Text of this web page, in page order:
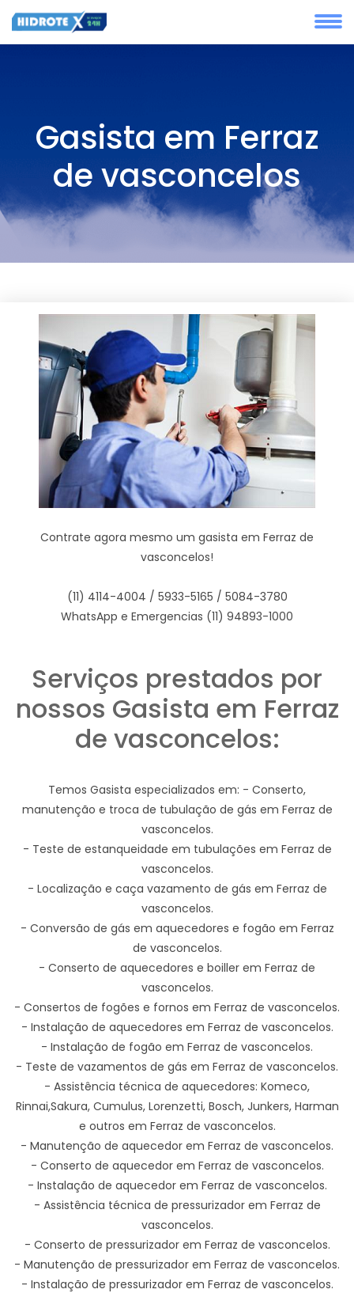
Gasista em Ferraz
de vasconcelos
Contrate agora mesmo um gasista em Ferraz de
vasconcelos!
(11) 4114-4004 / 5933-5165 / 5084-3780
WhatsApp e Emergencias (11) 94893-1000
Serviços prestados por
nossos Gasista em Ferraz
de vasconcelos:
Temos Gasista especializados em: - Conserto,
manutenção e troca de tubulação de gás em Ferraz de
vasconcelos.
- Teste de estanqueidade em tubulações em Ferraz de
vasconcelos.
- Localização e caça vazamento de gás em Ferraz de
vasconcelos.
- Conversão de gás em aquecedores e fogão em Ferraz
de vasconcelos.
- Conserto de aquecedores e boiller em Ferraz de
vasconcelos.
- Consertos de fogões e fornos em Ferraz de vasconcelos.
- Instalação de aquecedores em Ferraz de vasconcelos.
- Instalação de fogão em Ferraz de vasconcelos.
- Teste de vazamentos de gás em Ferraz de vasconcelos.
- Assistência técnica de aquecedores: Komeco,
Rinnai,Sakura, Cumulus, Lorenzetti, Bosch, Junkers, Harman
e outros em Ferraz de vasconcelos.
- Manutenção de aquecedor em Ferraz de vasconcelos.
- Conserto de aquecedor em Ferraz de vasconcelos.
- Instalação de aquecedor em Ferraz de vasconcelos.
- Assistência técnica de pressurizador em Ferraz de
vasconcelos.
- Conserto de pressurizador em Ferraz de vasconcelos.
- Manutenção de pressurizador em Ferraz de vasconcelos.
- Instalação de pressurizador em Ferraz de vasconcelos.